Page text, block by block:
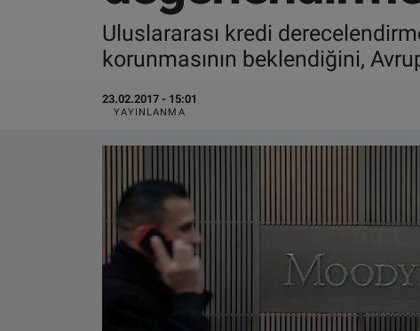
Uluslararası kredi
korunmasının beklendiğini,
23.02.2017 - 15:01
YAYINLANMA
VIDEO GALERİ